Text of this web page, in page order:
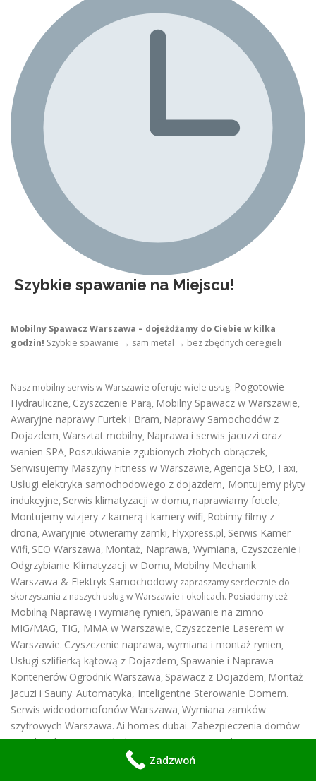
Szybkie spawanie na Miejscu!
Mobilny Spawacz Warszawa – dojeżdżamy do Ciebie w kilka
godzin! Szybkie spawanie → sam metal → bez zbędnych ceregieli
Nasz mobilny serwis w Warszawie oferuje wiele usług: Pogotowie
Hydrauliczne, Czyszczenie Parą, Mobilny Spawacz w Warszawie,
Awaryjne naprawy Furtek i Bram, Naprawy Samochodów z
Dojazdem, Warsztat mobilny, Naprawa i serwis jacuzzi oraz
wanien SPA, Poszukiwanie zgubionych złotych obrączek,
Serwisujemy Maszyny Fitness w Warszawie, Agencja SEO, Taxi,
Usługi elektryka samochodowego z dojazdem, Montujemy płyty
indukcyjne, Serwis klimatyzacji w domu, naprawiamy fotele,
Montujemy wizjery z kamerą i kamery wifi, Robimy filmy z
drona, Awaryjnie otwieramy zamki, Flyxpress.pl, Serwis Kamer
Wifi, SEO Warszawa, Montaż, Naprawa, Wymiana, Czyszczenie i
Odgrzybianie Klimatyzacji w Domu, Mobilny Mechanik
Warszawa & Elektryk Samochodowy zapraszamy serdecznie do
skorzystania z naszych usług w Warszawie i okolicach. Posiadamy też
Mobilną Naprawę i wymianę rynien, Spawanie na zimno
MIG/MAG, TIG, MMA w Warszawie, Czyszczenie Laserem w
Warszawie. Czyszczenie naprawa, wymiana i montaż rynien,
Usługi szlifierką kątową z Dojazdem, Spawanie i Naprawa
Kontenerów Ogrodnik Warszawa, Spawacz z Dojazdem, Montaż
Jacuzi i Sauny. Automatyka, Inteligentne Sterowanie Domem.
Serwis wideodomofonów Warszawa, Wymiana zamków
szyfrowych Warszawa. Ai homes dubai. Zabezpieczenia domów
Przed Dzikami,Montaż okapu Warszawa.Zarządzanie
nieruchomościami luksusowymi,Zabezpieczenia Przed Ptakami
Zadzwoń